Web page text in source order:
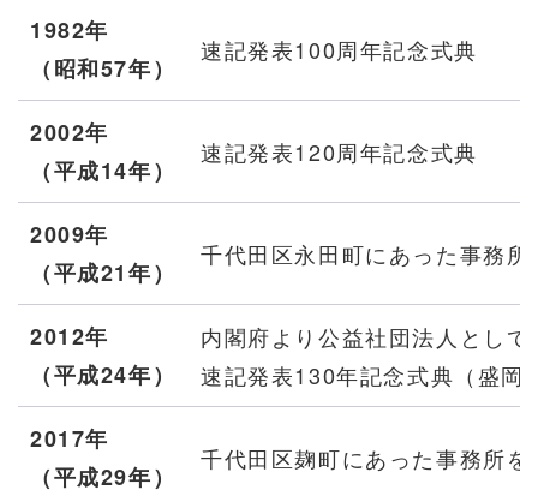
1982年
（昭和57年）
速記発表100周年記念式典
2002年
（平成14年）
速記発表120周年記念式典
2009年
（平成21年）
千代田区永田町にあった事務
2012年
（平成24年）
内閣府より公益社団法人とし
速記発表130年記念式典（盛岡
2017年
（平成29年）
千代田区麹町にあった事務所